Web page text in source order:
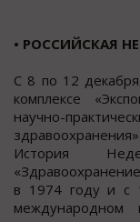
• РОССИЙСКАЯ
С 8 по 12
комплексе
научно-
здравоохранения».
История
в 1974 году и с
международном